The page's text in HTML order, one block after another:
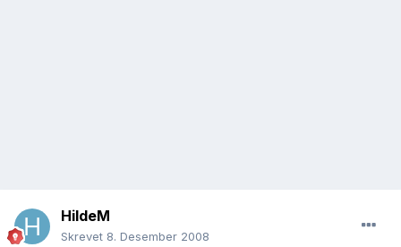
HildeM
Skrevet 8. Desember 2008